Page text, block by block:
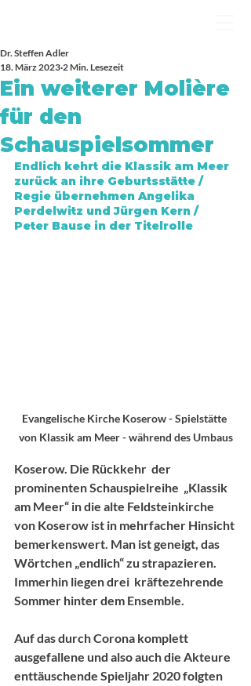
Ein weiterer Molière
für den
Schauspielsommer
Dr. Steffen Adler
18. März 2023 2 Min. Lesezeit
Endlich kehrt die Klassik am Meer
zurück an ihre Geburtsstätte /
Regie übernehmen Angelika
Perdelwitz und Jürgen Kern /
Peter Bause in der Titelrolle
Evangelische Kirche Koserow - Spielstätte
von Klassik am Meer - während des Umbaus
Koserow. Die Rückkehr  der
prominenten Schauspielreihe  „Klassik
am Meer“ in die alte Feldsteinkirche
von Koserow ist in mehrfacher Hinsicht
bemerkenswert. Man ist geneigt, das
Wörtchen „endlich“ zu strapazieren.
Immerhin liegen drei  kräftezehrende
Sommer hinter dem Ensemble.
Auf das durch Corona komplett
ausgefallene und also auch die Akteure
enttäuschende Spieljahr 2020 folgten